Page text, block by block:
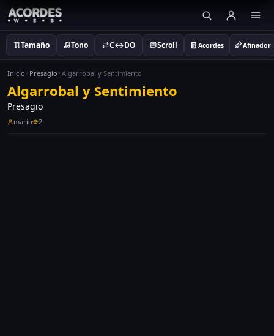
Tamaño Tono C↔DO Scroll Acordes Afinador
Inicio Presagio Algarrobal y Sentimiento
Algarrobal y Sentimiento
Presagio
mario 2